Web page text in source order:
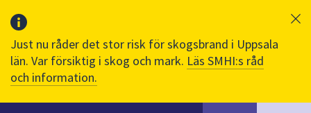
Just nu råder det stor risk för skogsbrand i Uppsala
län. Var försiktig i skog och mark. Läs SMHI:s råd
och information.